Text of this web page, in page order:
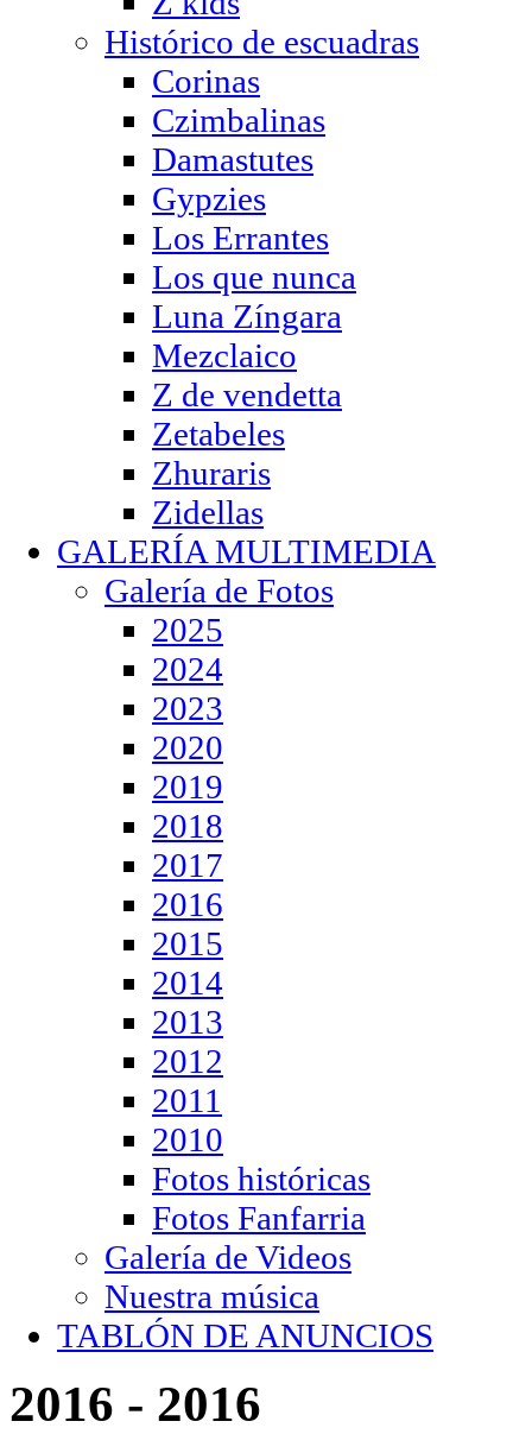
Histórico de escuadras
Corinas
Czimbalinas
Damastutes
Gypzies
Los Errantes
Los que nunca
Luna Zíngara
Mezclaico
Z de vendetta
Zetabeles
Zhuraris
Zidellas
GALERÍA MULTIMEDIA
Galería de Fotos
2025
2024
2023
2020
2019
2018
2017
2016
2015
2014
2013
2012
2011
2010
Fotos históricas
Fotos Fanfarria
Galería de Videos
Nuestra música
TABLÓN DE ANUNCIOS
2016 - 2016